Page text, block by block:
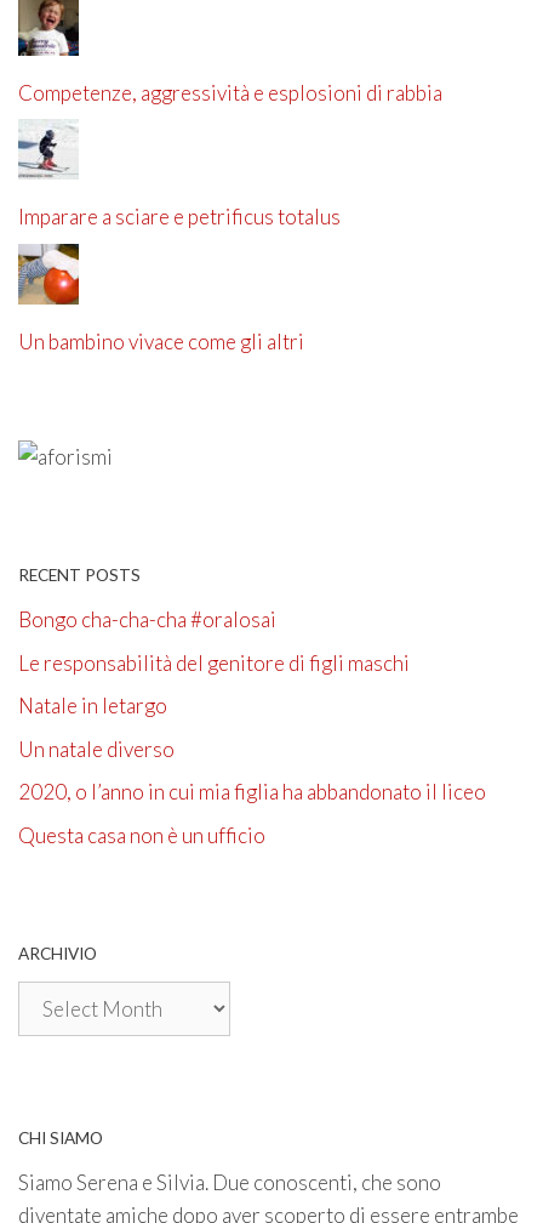
Competenze, aggressività e esplosioni di rabbia
Imparare a sciare e petrificus totalus
Un bambino vivace come gli altri
RECENT POSTS
Bongo cha-cha-cha #oralosai
Le responsabilità del genitore di figli maschi
Natale in letargo
Un natale diverso
2020, o l’anno in cui mia figlia ha abbandonato il liceo
Questa casa non è un ufficio
ARCHIVIO
Archivio
CHI SIAMO
Siamo Serena e Silvia. Due conoscenti, che sono
diventate amiche dopo aver scoperto di essere entrambe